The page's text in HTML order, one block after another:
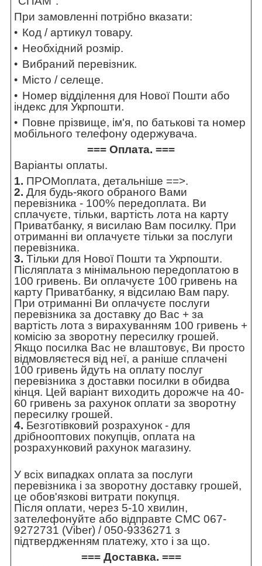
При замовленні потрібно вказати:
Код / артикул товару.
Необхідний розмір.
Вибраний перевізник.
Місто / селеще.
Номер відділення для Нової Пошти або
індекс для Укрпошти.
Повне прізвище, ім'я, по батькові та номер
мобільного телефону одержувача.
=== Оплата. ===
Варіанты оплаты.
1. ПРОМоплата, детальніше ==>.
2. Для будь-якого обраного Вами
перевізника - 100% передоплата. Ви
сплачуєте, тільки, вартість лота на карту
Приватбанку, я висилаю Вам посилку. При
отриманні ви оплачуєте тільки за послуги
перевізника.
3. Тільки для Нової Пошти та Укрпошти.
Післяплата з мінімальною передоплатою в
100 гривень. Ви оплачуєте 100 гривень на
карту Приватбанку, я відсилаю Вам пару.
При отриманні Ви оплачуєте послуги
перевізника за доставку до Вас + за
вартість лота з вирахуванням 100 гривень +
комісію за зворотну пересилку грошей.
Якщо посилка Вас не влаштовує, Ви просто
відмовляєтеся від неї, а раніше сплачені
100 гривень йдуть на оплату послуг
перевізника з доставки посилки в обидва
кінця. Цей варіант виходить дорожче на 40-
60 гривень за рахунок оплати за зворотну
пересилку грошей.
4. Безготівковий розрахунок - для
дрібнооптових покупців, оплата на
розрахунковий рахунок магазину.
У всіх випадках оплата за послуги
перевізника і за зворотну доставку грошей,
це обов'язкові витрати покупця.
Після оплати, через 5-10 хвилин,
зателефонуйте або відправте СМС 067-
9272731 (Viber) / 050-9336271 з
підтвердженням платежу, хто і за що.
=== Доставка. ===